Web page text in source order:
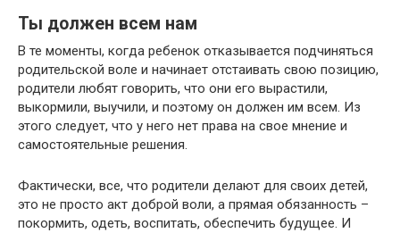
Ты должен всем нам
В те моменты, когда ребенок отказывается подчиняться
родительской воле и начинает отстаивать свою позицию,
родители любят говорить, что они его вырастили,
выкормили, выучили, и поэтому он должен им всем. Из
этого следует, что у него нет права на свое мнение и
самостоятельные решения.
Фактически, все, что родители делают для своих детей,
это не просто акт доброй воли, а прямая обязанность –
покормить, одеть, воспитать, обеспечить будущее. И